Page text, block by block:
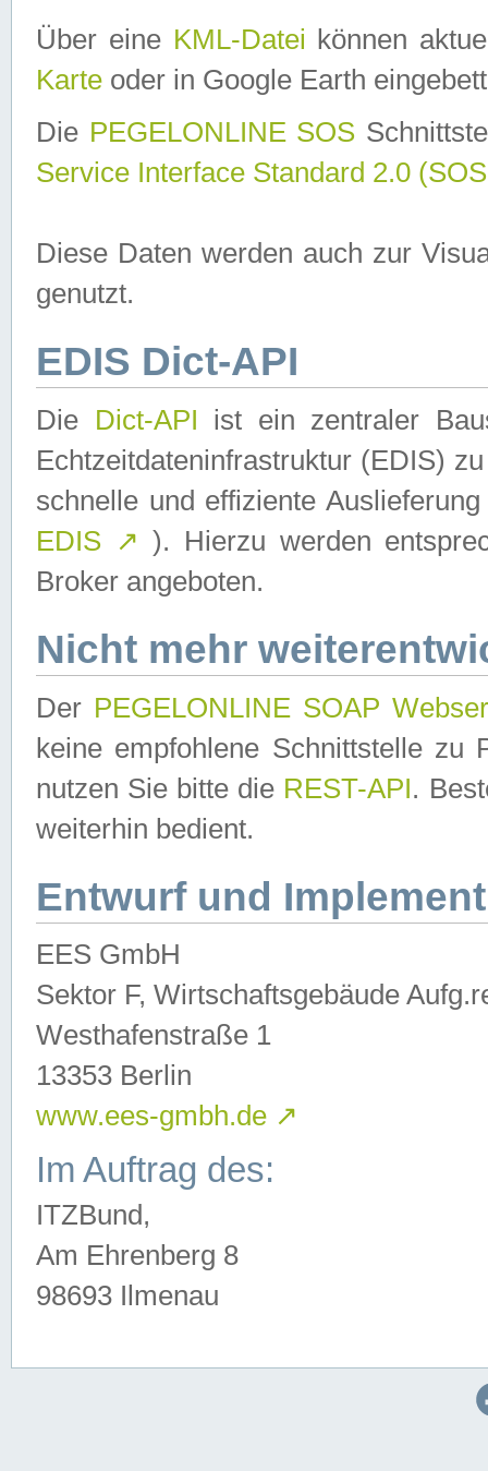
Über eine KML-Datei können
Karte oder in Google Earth
Die PEGELONLINE SOS
Service Interface Standard 2.0
Diese Daten werden auch zur
genutzt.
EDIS Dict-API
Die Dict-API ist ein zentraler
Echtzeitdateninfrastruktur (EDIS)
schnelle und effiziente
EDIS ↗ ). Hierzu werden
Broker angeboten.
Nicht mehr
Der PEGELONLINE SOAP
keine empfohlene Schnittstelle zu
nutzen Sie bitte die REST-API.
weiterhin bedient.
Entwurf und
EES GmbH
Sektor F, Wirtschaftsgebäude
Westhafenstraße 1
13353 Berlin
www.ees-gmbh.de ↗
Im Auftrag des:
ITZBund,
Am Ehrenberg 8
98693 Ilmenau